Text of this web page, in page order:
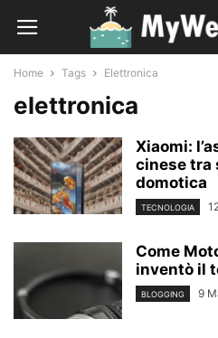
Home Tags Elettronica
elettronica
Xiaomi:
cinese tra
domotica
TECNOLOGIA
Come
inventò il
BLOGGING 9